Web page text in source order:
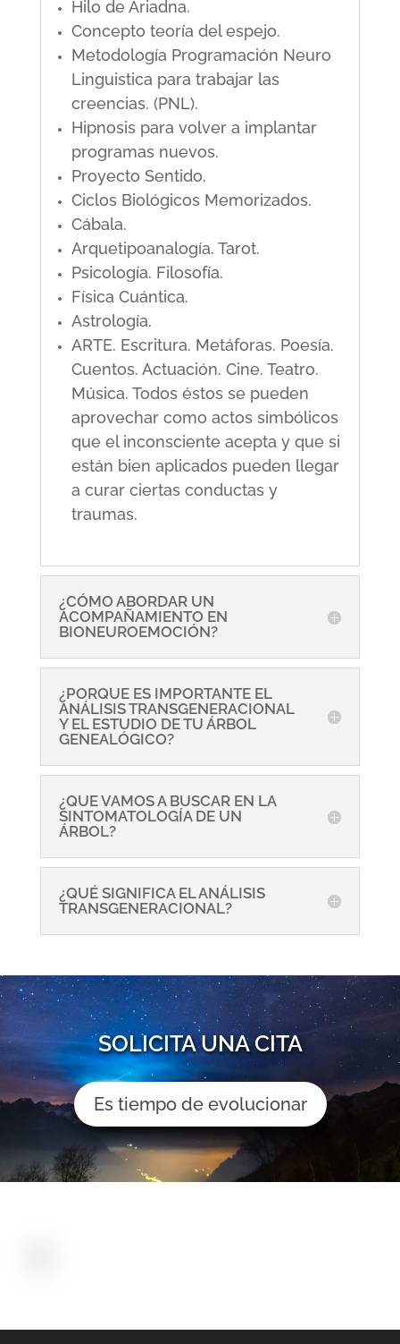
Hilo de Ariadna.
Concepto teoría del espejo.
Metodología Programación Neuro
Linguistica para trabajar las
creencias. (PNL).
Hipnosis para volver a implantar
programas nuevos.
Proyecto Sentido.
Ciclos Biológicos Memorizados.
Cábala.
Arquetipoanalogía. Tarot.
Psicología. Filosofía.
Física Cuántica.
Astrología.
ARTE. Escritura. Metáforas. Poesía.
Cuentos. Actuación. Cine. Teatro.
Música. Todos éstos se pueden
aprovechar como actos simbólicos
que el inconsciente acepta y que si
están bien aplicados pueden llegar
a curar ciertas conductas y
traumas.
¿CÓMO ABORDAR UN
ACOMPAÑAMIENTO EN
BIONEUROEMOCIÓN?
¿PORQUE ES IMPORTANTE EL
ANÁLISIS TRANSGENERACIONAL
Y EL ESTUDIO DE TU ÁRBOL
GENEALÓGICO?
¿QUE VAMOS A BUSCAR EN LA
SINTOMATOLOGÍA DE UN
ÁRBOL?
¿QUÉ SIGNIFICA EL ANÁLISIS
TRANSGENERACIONAL?
SOLICITA UNA CITA
Es tiempo de evolucionar